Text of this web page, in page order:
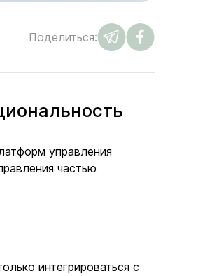
Поделиться:
управления
частью
интегрироваться с